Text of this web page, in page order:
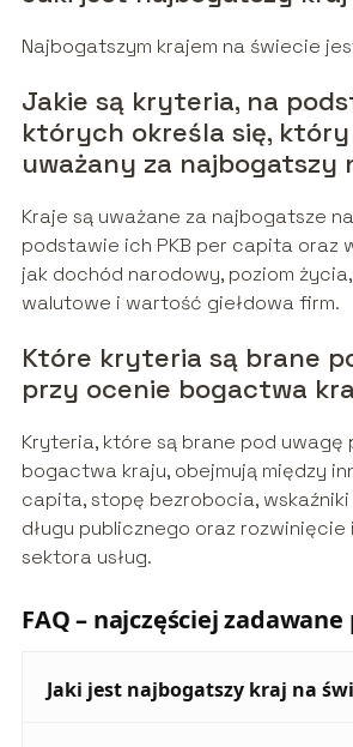
Najbogatszym krajem na świecie
Jakie są kryteria, na
których określa się,
uważany za najbogatszy
Kraje są uważane za najbogatsze
podstawie ich PKB per capita oraz
jak dochód narodowy, poziom
walutowe i wartość giełdowa firm.
Które kryteria są brane
przy ocenie bogactwa
Kryteria, które są brane pod uwagę
bogactwa kraju, obejmują między
capita, stopę bezrobocia,
długu publicznego oraz
sektora usług.
FAQ – najczęściej
Jaki jest najbogatszy kraj na